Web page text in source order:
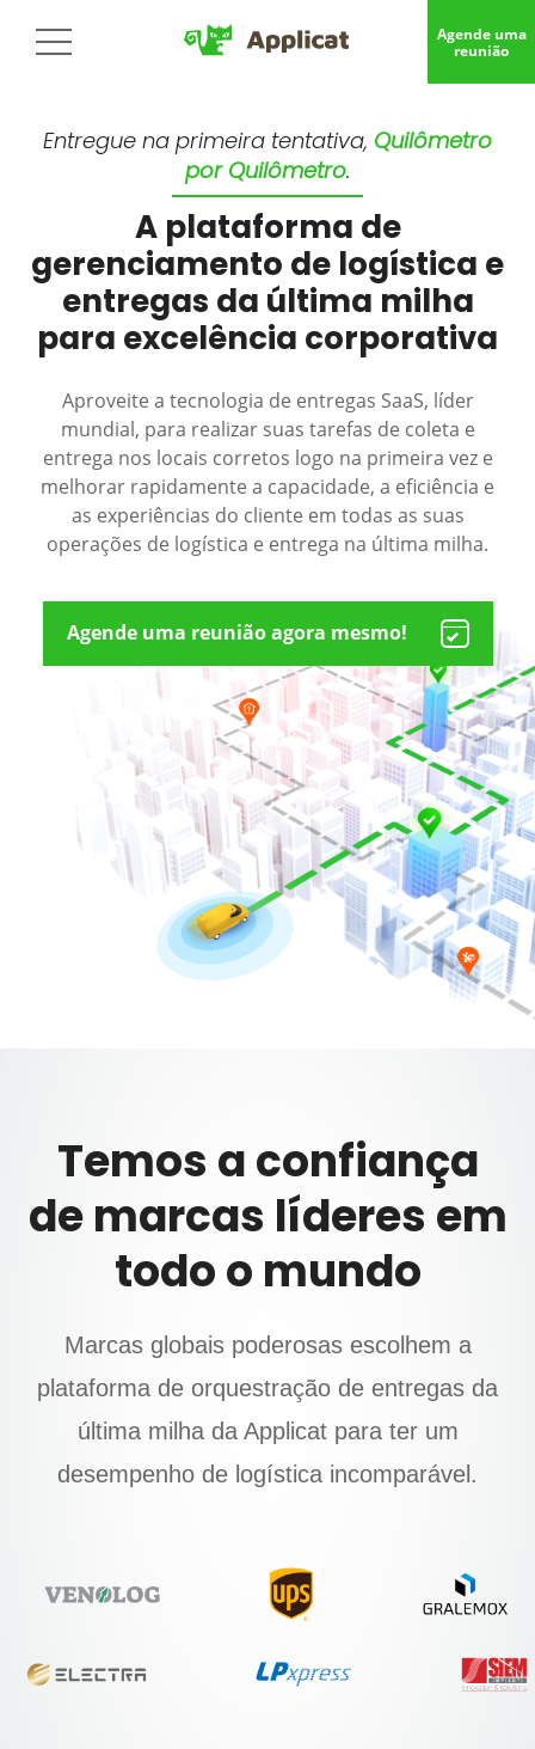
Agende uma
reunião
Entregue na primeira tentativa, Quilômetro
por Quilômetro.
A plataforma de
gerenciamento de logística e
entregas da última milha
para excelência corporativa
Aproveite a tecnologia de entregas SaaS, líder
mundial, para realizar suas tarefas de coleta e
entrega nos locais corretos logo na primeira vez e
melhorar rapidamente a capacidade, a eficiência e
as experiências do cliente em todas as suas
operações de logística e entrega na última milha.
Agende uma reunião agora mesmo!
Temos a confiança
de marcas líderes em
todo o mundo
Marcas globais poderosas escolhem a
plataforma de orquestração de entregas da
última milha da Applicat para ter um
desempenho de logística incomparável.